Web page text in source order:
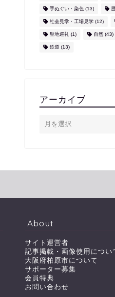
手ぬぐい・染色(13)
社会見学・工場見学(12)
聖地巡礼(1) 自然(43)
鉄道 (13)
アーカイブ
About
サイト運営者
記事掲載・画像使用につい
大阪府柏原市について
サポーター募集
会員特典
お問い合わせ